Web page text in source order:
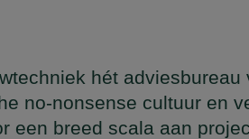
hét adviesbureau
no-nonsense cultuur en
een breed scala aan